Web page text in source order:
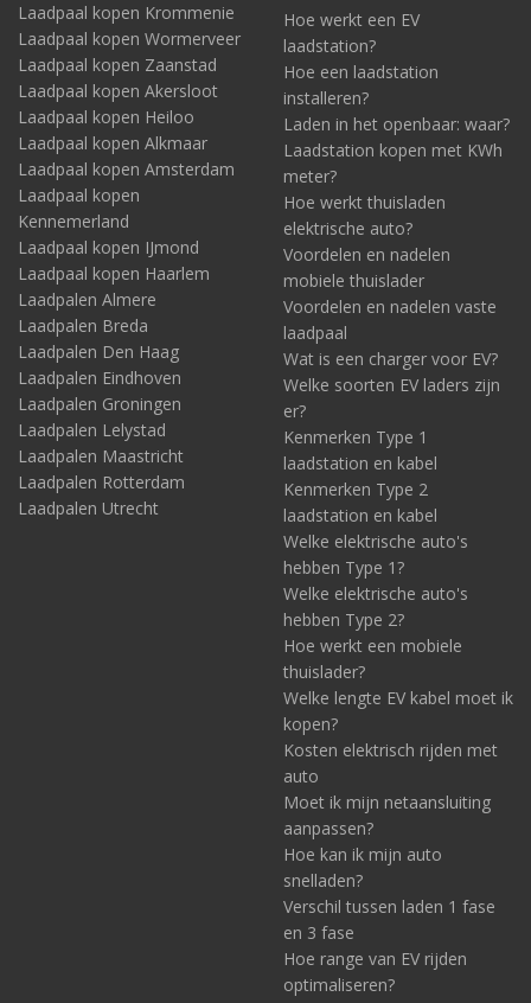
Laadpaal kopen Krommenie
Laadpaal kopen Wormerveer
Laadpaal kopen Zaanstad
Laadpaal kopen Akersloot
Laadpaal kopen Heiloo
Laadpaal kopen Alkmaar
Laadpaal kopen Amsterdam
Laadpaal kopen
Kennemerland
Laadpaal kopen IJmond
Laadpaal kopen Haarlem
Laadpalen Almere
Laadpalen Breda
Laadpalen Den Haag
Laadpalen Eindhoven
Laadpalen Groningen
Laadpalen Lelystad
Laadpalen Maastricht
Laadpalen Rotterdam
Laadpalen Utrecht
Hoe werkt een EV
laadstation?
Hoe een laadstation
installeren?
Laden in het openbaar: waar?
Laadstation kopen met KWh
meter?
Hoe werkt thuisladen
elektrische auto?
Voordelen en nadelen
mobiele thuislader
Voordelen en nadelen vaste
laadpaal
Wat is een charger voor EV?
Welke soorten EV laders zijn
er?
Kenmerken Type 1
laadstation en kabel
Kenmerken Type 2
laadstation en kabel
Welke elektrische auto's
hebben Type 1?
Welke elektrische auto's
hebben Type 2?
Hoe werkt een mobiele
thuislader?
Welke lengte EV kabel moet ik
kopen?
Kosten elektrisch rijden met
auto
Moet ik mijn netaansluiting
aanpassen?
Hoe kan ik mijn auto
snelladen?
Verschil tussen laden 1 fase
en 3 fase
Hoe range van EV rijden
optimaliseren?